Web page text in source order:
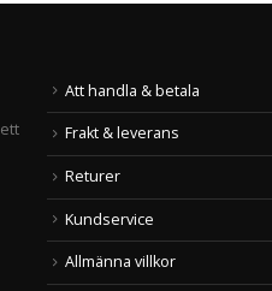
Att handla & betala
Frakt & leverans
Returer
Kundservice
Allmänna villkor